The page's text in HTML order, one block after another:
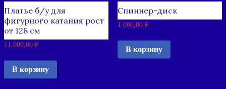
Платье б/у для
фигурного катания рост
от 128 см
11.000,00 ₽
В корзину
Спиннер-диск
1.000,00 ₽
В корзину